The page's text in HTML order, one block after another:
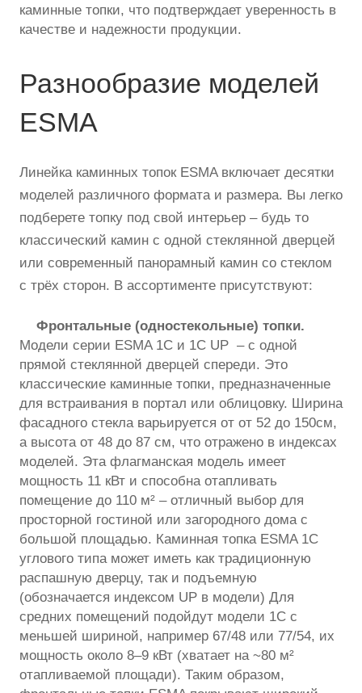
каминные топки, что подтверждает уверенность в
качестве и надежности продукции.
Разнообразие моделей
ESMA
Линейка каминных топок ESMA включает десятки
моделей различного формата и размера. Вы легко
подберете топку под свой интерьер – будь то
классический камин с одной стеклянной дверцей
или современный панорамный камин со стеклом
с трёх сторон. В ассортименте присутствуют:
Фронтальные (одностекольные) топки.
Модели серии ESMA 1C и 1С UP – с одной
прямой стеклянной дверцей спереди. Это
классические каминные топки, предназначенные
для встраивания в портал или облицовку. Ширина
фасадного стекла варьируется от от 52 до 150см,
а высота от 48 до 87 см, что отражено в индексах
моделей. Эта флагманская модель имеет
мощность 11 кВт и способна отапливать
помещение до 110 м² – отличный выбор для
просторной гостиной или загородного дома с
большой площадью. Каминная топка ESMA 1C
углового типа может иметь как традиционную
распашную дверцу, так и подъемную
(обозначается индексом UP в модели) Для
средних помещений подойдут модели 1C с
меньшей шириной, например 67/48 или 77/54, их
мощность около 8–9 кВт (хватает на ~80 м²
отапливаемой площади). Таким образом,